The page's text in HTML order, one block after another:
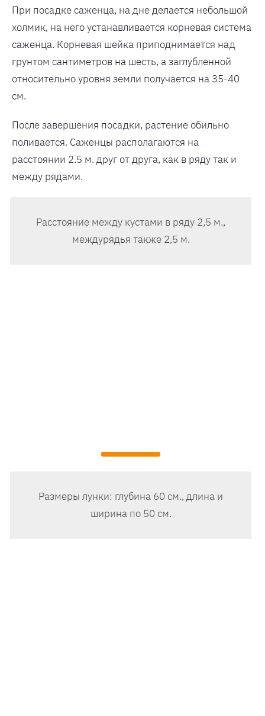
При посадке саженца, на дне делается небольшой
холмик, на него устанавливается корневая система
саженца. Корневая шейка приподнимается над
грунтом сантиметров на шесть, а заглубленной
относительно уровня земли получается на 35-40
см.
После завершения посадки, растение обильно
поливается. Саженцы располагаются на
расстоянии 2.5 м. друг от друга, как в ряду так и
между рядами.
Расстояние между кустами в ряду 2,5 м.,
междурядья также 2,5 м.
Размеры лунки: глубина 60 см., длина и
ширина по 50 см.